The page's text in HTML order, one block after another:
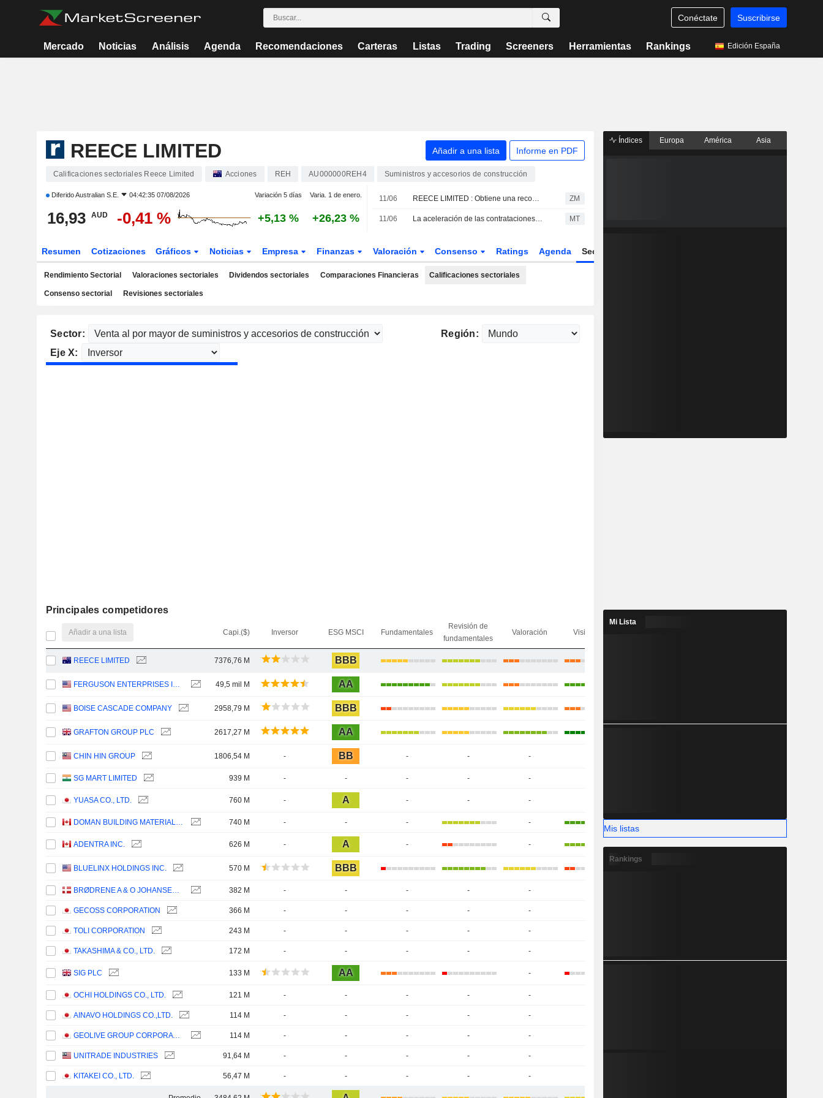
Conéctate Suscribirse
Mercado Noticias Análisis Agenda Recomendaciones Carteras Listas Trading Screeners Herramientas Rankings Edición España
REECE LIMITED Añadir a una lista Informe en PDF
Calificaciones sectoriales Reece Limited Acciones REH AU000000REH4 Suministros y accesorios de construcción
DiferidoAustralian S.E. 04:42:35 07/08/2026 Variación 5 días Varia. 1 de enero.
16,93 AUD -0,41 % +5,13 % +26,23 %
11/06 REECE LIMITED : Obtiene una recomendación de compra de Jarden Research ZM
11/06 La aceleración de las contrataciones de Reece apunta a un crecimiento del volumen, según Jarden MT
Resumen Cotizaciones Gráficos Noticias Empresa Finanzas Valoración Consenso Ratings Agenda Sector
Rendimiento Sectorial Valoraciones sectoriales Dividendos sectoriales Comparaciones Financieras Calificaciones sectoriales
Consenso sectorial Revisiones sectoriales
Sector:
Región:
Eje X:
Principales competidores
Añadir a una lista Capi.($) Inversor ESG MSCI Fundamentales
Revisión de
fundamentales
Valoración Visibilidad
REECE LIMITED 7376,76 M BBB
FERGUSON ENTERPRISES INC. 49,5 mil M AA
BOISE CASCADE COMPANY 2958,79 M BBB
GRAFTON GROUP PLC 2617,27 M AA
CHIN HIN GROUP 1806,54 M - BB - - -
SG MART LIMITED 939 M - - - - -
YUASA CO., LTD. 760 M - A - - -
DOMAN BUILDING MATERIALS GROUP LTD. 740 M - - - -
ADENTRA INC. 626 M - A - -
BLUELINX HOLDINGS INC. 570 M BBB
BRØDRENE A & O JOHANSEN A/S 382 M - - - - -
GECOSS CORPORATION 366 M - - - - -
TOLI CORPORATION 243 M - - - - -
TAKASHIMA & CO., LTD. 172 M - - - - -
SIG PLC 133 M AA -
OCHI HOLDINGS CO., LTD. 121 M - - - - -
AINAVO HOLDINGS CO.,LTD. 114 M - - - - -
GEOLIVE GROUP CORPORATION 114 M - - - - -
UNITRADE INDUSTRIES 91,64 M - - - - -
KITAKEI CO., LTD. 56,47 M - - - - -
Índices Europa América Asia
Mi Lista
Mis listas
Rankings